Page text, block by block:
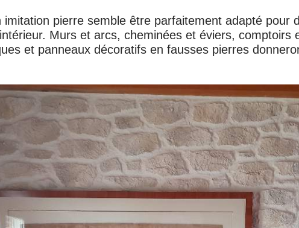
imitation pierre semble être parfaitement adapté pour
Murs et arcs, cheminées et éviers, comptoirs
et panneaux décoratifs en fausses pierres